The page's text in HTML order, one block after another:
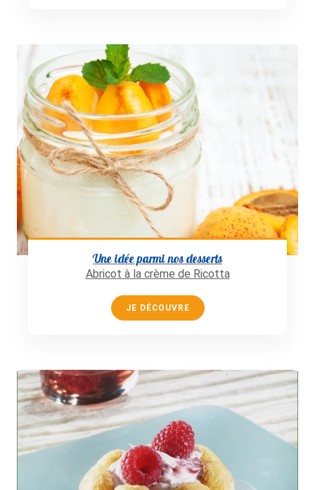
Une idée parmi nos desserts
Abricot à la crème de Ricotta
JE DÉCOUVRE